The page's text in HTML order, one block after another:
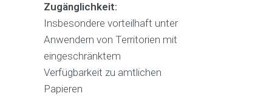
Zugänglichkeit:
Insbesondere vorteilhaft unter
Anwendern von Territorien mit
eingeschränktem
Verfügbarkeit zu amtlichen
Papieren